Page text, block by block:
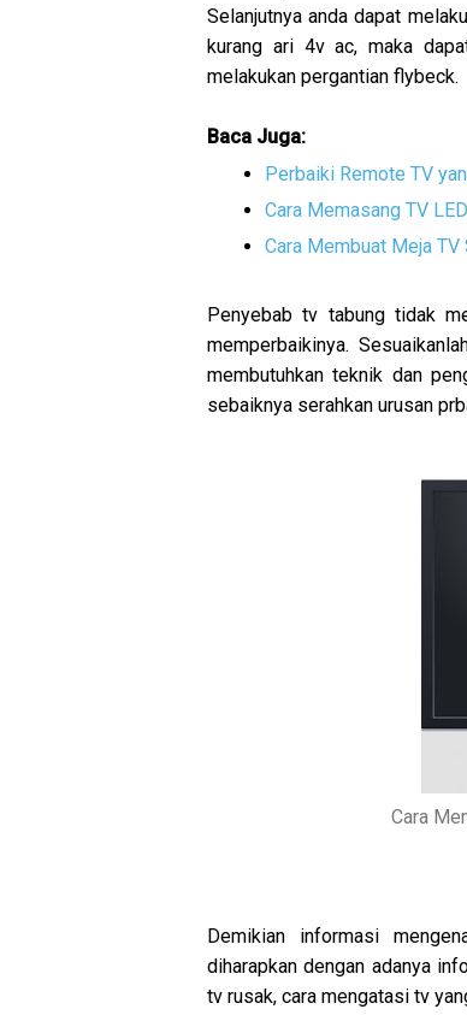
Selanjutnya anda dapat
kurang ari 4v ac, maka
melakukan pergantian flybeck.
Baca Juga:
Perbaiki Remote TV
Cara Memasang TV
Cara Membuat Meja TV
Penyebab tv tabung tidak
memperbaikinya.
membutuhkan teknik dan
sebaiknya serahkan urusan
Cara
Demikian informasi
diharapkan dengan adanya
tv rusak, cara mengatasi tv